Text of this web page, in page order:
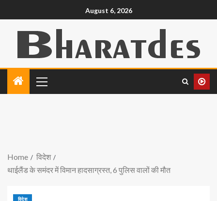
August 6, 2026
Home
विदेश
थाईलैंड के समंदर में विमान हादसाग्रस्त, 6 पुलिस वालों की मौत
विदेश